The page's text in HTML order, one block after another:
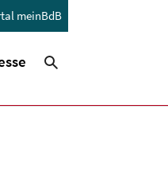
meinBdB